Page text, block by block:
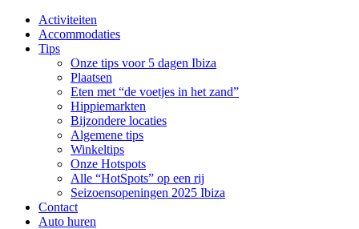
Activiteiten
Accommodaties
Tips
Onze tips voor 5 dagen Ibiza
Plaatsen
Eten met “de voetjes in het zand”
Hippiemarkten
Bijzondere locaties
Algemene tips
Winkeltips
Onze Hotspots
Alle “HotSpots” op een rij
Seizoensopeningen 2025 Ibiza
Contact
Auto huren